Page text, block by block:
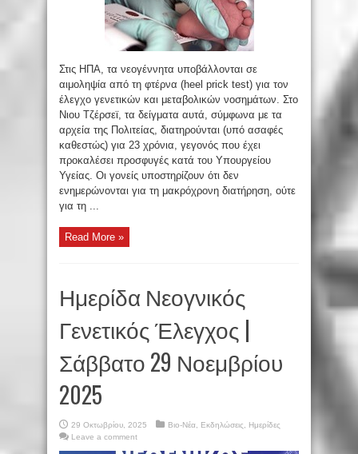
Στις ΗΠΑ, τα νεογέννητα υποβάλλονται σε
αιμοληψία από τη φτέρνα (heel prick test) για τον
έλεγχο γενετικών και μεταβολικών νοσημάτων. Στο
Νιου Τζέρσεϊ, τα δείγματα αυτά, σύμφωνα με τα
αρχεία της Πολιτείας, διατηρούνται (υπό ασαφές
καθεστώς) για 23 χρόνια, γεγονός που έχει
προκαλέσει προσφυγές κατά του Υπουργείου
Υγείας. Οι γονείς υποστηρίζουν ότι δεν
ενημερώνονται για τη μακρόχρονη διατήρηση, ούτε
για τη ...
Read More »
Ημερίδα Νεογνικός
Γενετικός Έλεγχος |
Σάββατο 29 Νοεμβρίου
2025
29 Οκτωβρίου, 2025 Βιο-Νέα Εκδηλώσεις
Ημερίδες
Leave a comment